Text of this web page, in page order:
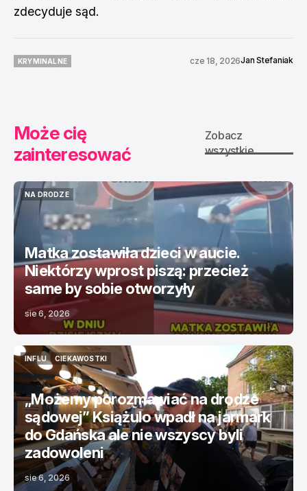
zdecyduje sąd.
KRYMINALNE
cze 18, 2026Jan Stefaniak
Może cię
zainteresować
Zobacz
wszystkie
NA DRODZE
NA DRODZE
Matka zostawiła dzieci w aucie.
Niektórzy wprost piszą: przecież
same by sobie otworzyły
sie 6, 2026
INFLU
INFLU
CIEKAWOSTKI
CIEKAWOSTKI
„Możemy porozmawiać na drodze
sądowej” Książulo wpadł na jarmark
do Gdańska ale nie wszyscy byli
zadowoleni
sie 6, 2026